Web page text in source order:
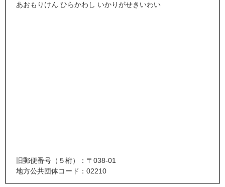
あおもりけん ひらかわし いかりがせきいわい
旧郵便番号（５桁）：〒038-01
地方公共団体コード：02210